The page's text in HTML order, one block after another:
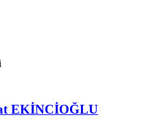
EKİNCİOĞLU